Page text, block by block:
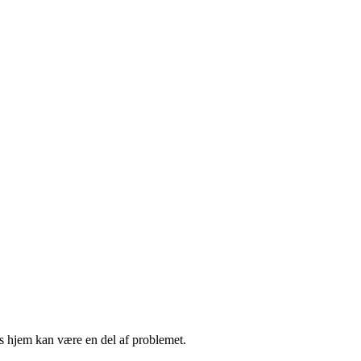
hjem kan være en del af problemet.